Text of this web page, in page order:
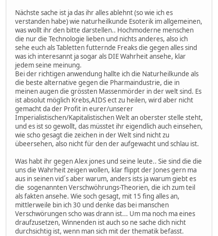
Nächste sache ist ja das ihr alles ablehnt (so wie ich es
verstanden habe) wie naturheilkunde Esoterik im allgemeinen,
was wollt ihr den bitte darstellen.. Hochmoderne menschen
die nur die Technologie lieben und nichts anderes, also ich
sehe euch als Tabletten futternde Freaks die gegen alles sind
was ich interesannt ja sogar als DIE Wahrheit ansehe, klar
jedem seine meinung.
Bei der richtigen anwendung hallte ich die Naturheilkunde als
die beste alternative gegen die Pharmaindustrie, die in
meinen augen die grössten Massenmörder in der welt sind. Es
ist absolut möglich Krebs,AIDS ect zu heilen, wird aber nicht
gemacht da der Profit in eurer/unserer
Imperialistischen/Kapitalistischen Welt an oberster stelle steht,
und es ist so gewollt, das müsstet ihr eigendlich auch einsehen,
wie scho gesagt die zeichen in der Welt sind nicht zu
übeersehen, also nicht für den der aufgewacht und schlau ist.
Was habt ihr gegen Alex jones und seine leute.. Sie sind die die
uns die Wahrheit zeigen wollen, klar flippt der Jones gern ma
aus in seinen vid´s aber warum, anders ists ja warum giebt es
die sogenannten Verschwöhrungs-Theorien, die ich zum teil
als fakten ansehe. Wie soch gesagt, mit 15 fing alles an,
mittlerweile bin ich 30 und denke das bei manschen
Verschwörungen scho was drann ist... Um ma noch ma eines
draufzusetzen, Winnenden ist auch so ne sache dich nicht
durchsichtig ist, wenn man sich mit der thematik befasst.